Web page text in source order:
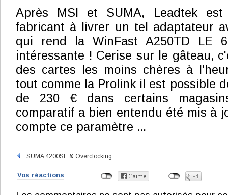
Après MSI et SUMA, Leadtek
fabricant à livrer un tel adaptateur
qui rend la WinFast A250TD LE
intéressante ! Cerise sur le gâteau,
des cartes les moins chères à
tout comme la Prolink il est possible
de 230 € dans certains
comparatif a bien entendu été mis à
compte ce paramètre ...
SUMA 4200SE & Overclocking
Vos réactions